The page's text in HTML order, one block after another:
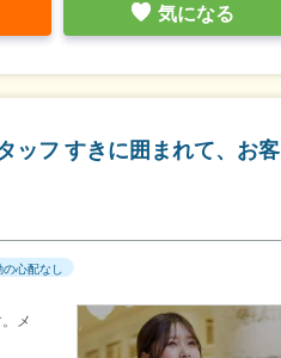
気になる
ッフ すきに囲まれて、お
心配なし
メ